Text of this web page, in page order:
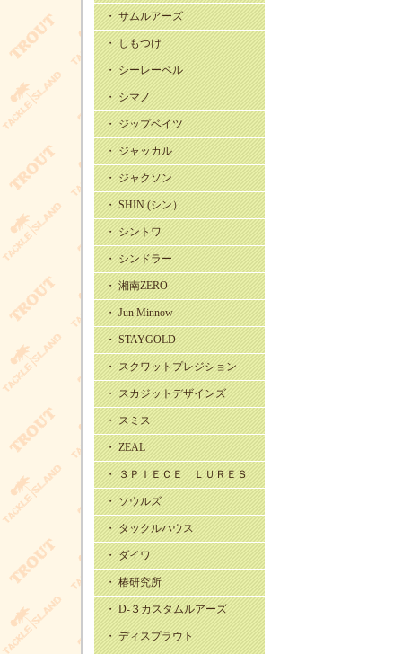
・ サムルアーズ
・ しもつけ
・ シーレーベル
・ シマノ
・ ジップベイツ
・ ジャッカル
・ ジャクソン
・ SHIN (シン）
・ シントワ
・ シンドラー
・ 湘南ZERO
・ Jun Minnow
・ STAYGOLD
・ スクワットプレジション
・ スカジットデザインズ
・ スミス
・ ZEAL
・ ３ＰＩＥＣＥ ＬＵＲＥＳ
・ ソウルズ
・ タックルハウス
・ ダイワ
・ 椿研究所
・ D-３カスタムルアーズ
・ ディスプラウト